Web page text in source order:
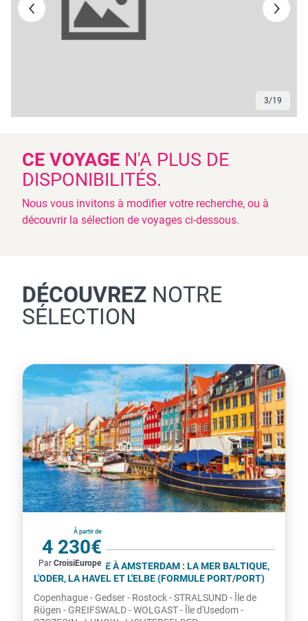
3/19
CE VOYAGE N'A PLUS DE
DISPONIBILITÉS.
Nous vous invitons à modifier votre recherche, ou à
découvrir la sélection de voyages ci-dessous.
DÉCOUVREZ NOTRE
SÉLECTION
À partir de
4 230€
par personne
Par CroisiEurope
Allemagne
DE COPENHAGUE À AMSTERDAM : LA MER BALTIQUE,
L'ODER, LA HAVEL ET L'ELBE (FORMULE PORT/PORT)
Copenhague - Gedser - Rostock - STRALSUND - Île de
Rügen - GREIFSWALD - WOLGAST - Île d'Usedom -